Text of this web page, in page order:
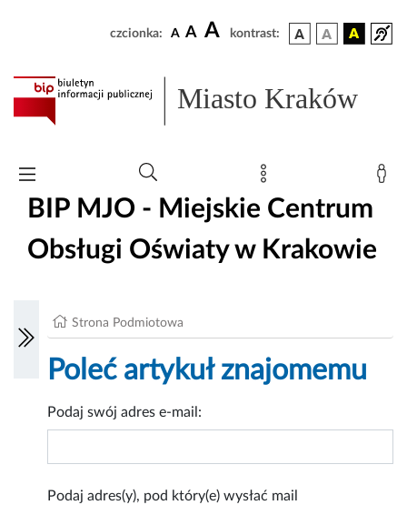
czcionka: A A A kontrast:
Miasto Kraków
BIP MJO - Miejskie Centrum
Obsługi Oświaty w Krakowie
Strona Podmiotowa
Poleć artykuł znajomemu
Podaj swój adres e-mail:
Podaj adres(y), pod który(e) wysłać mail